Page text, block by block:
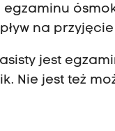
na
jest
Nie jest też